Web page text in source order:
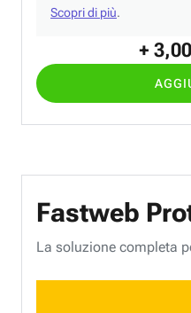
+
Scopri di più.
Fastweb
La soluzione completa